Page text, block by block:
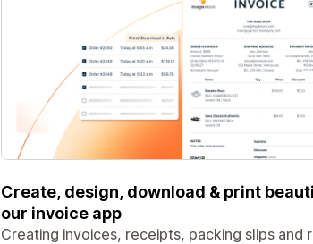
Create, design, download & print
our invoice app
Creating invoices, receipts, packing slips